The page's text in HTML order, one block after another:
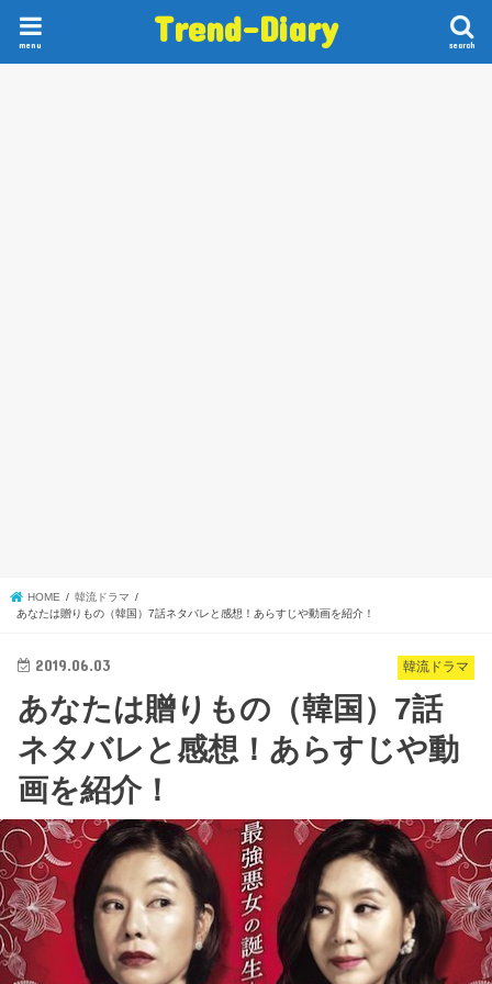
Trend-Diary search
menu
HOME
韓流ドラマ
あなたは贈りもの（韓国）7話ネタバレと感想！あらすじや動画を紹介！
韓流ドラマ
2019.06.03
あなたは贈りもの（韓国）7話
ネタバレと感想！あらすじや動
画を紹介！